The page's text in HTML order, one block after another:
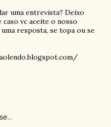
uma entrevista? Deixo
vc aceite o nosso
resposta, se topa ou se